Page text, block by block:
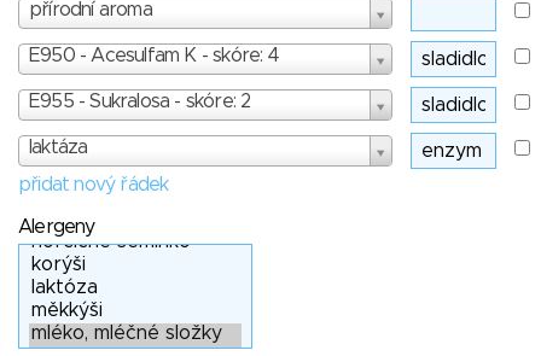
přírodní aroma
E950 - Acesulfam K - skóre: 4
E955 - Sukralosa - skóre: 2
laktáza
přidat nový řádek
Alergeny